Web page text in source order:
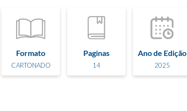
Formato
CARTONADO
Paginas
14
Ano de Edição
2025